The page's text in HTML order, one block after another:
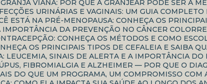
GRANJA VIANA: POR QUE A GRANJEAR PODE SER A
URINÁRIAS E VAGINAIS: UM GUIA
ESTÁ NA PRÉ-MENOPAUSA: CONHEÇA OS
IMPORTÂNCIA DA PREVENÇÃO NO CÂNCER
CONHEÇA OS MÉTODOS E COMO
OS PRINCIPAIS TIPOS DE CEFALEIA E SAIBA
LEUCEMIA, SINAIS DE ALERTA E A IMPORTÂNCIA
FIBROMIALGIA E ALZHEIMER — POR QUE O
DO QUE UM PROGRAMA, UM COMPROMISSO